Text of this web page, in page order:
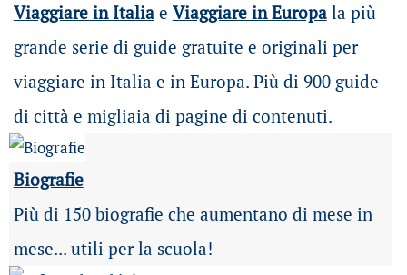
Viaggiare in Italiae Viaggiare in Europala più
grande serie di guide gratuite e originali per
viaggiare in Italia e in Europa. Più di 900 guide
di città e migliaia di pagine di contenuti.
Biografie
Più di 150 biografie che aumentano di mese in
mese... utili per la scuola!